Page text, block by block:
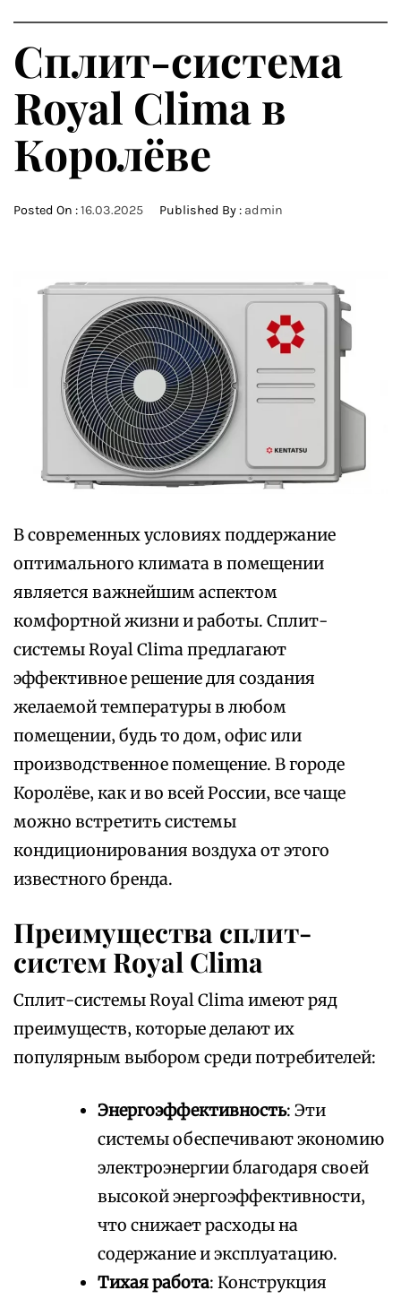
Сплит-система
Royal Clima в
Королёве
Posted On :16.03.2025 Published By : admin
В современных условиях поддержание
оптимального климата в помещении
является важнейшим аспектом
комфортной жизни и работы. Сплит-
системы Royal Clima предлагают
эффективное решение для создания
желаемой температуры в любом
помещении‚ будь то дом‚ офис или
производственное помещение. В городе
Королёве‚ как и во всей России‚ все чаще
можно встретить системы
кондиционирования воздуха от этого
известного бренда.
Преимущества сплит-
систем Royal Clima
Сплит-системы Royal Clima имеют ряд
преимуществ‚ которые делают их
популярным выбором среди потребителей:
Энергоэффективность: Эти
системы обеспечивают экономию
электроэнергии благодаря своей
высокой энергоэффективности‚
что снижает расходы на
содержание и эксплуатацию.
Тихая работа: Конструкция